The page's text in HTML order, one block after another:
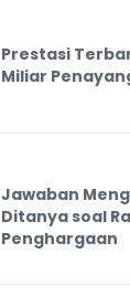
Prestasi
Miliar
Jawaban
Ditanya soal
Penghargaan